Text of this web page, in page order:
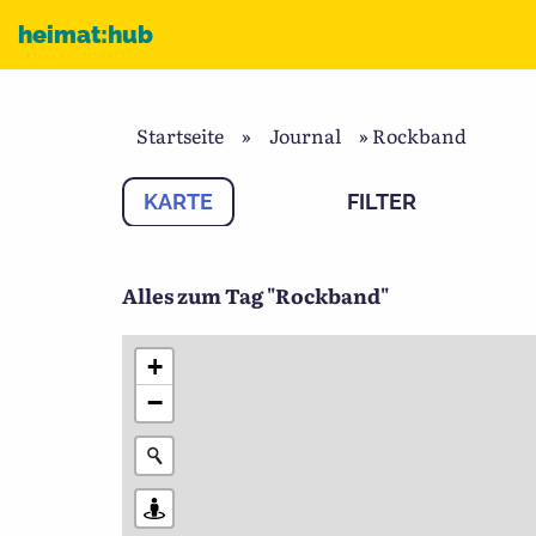
heimat:hub
Startseite » Journal » Rockband
KARTE FILTER
Alles zum Tag "Rockband"
+
−